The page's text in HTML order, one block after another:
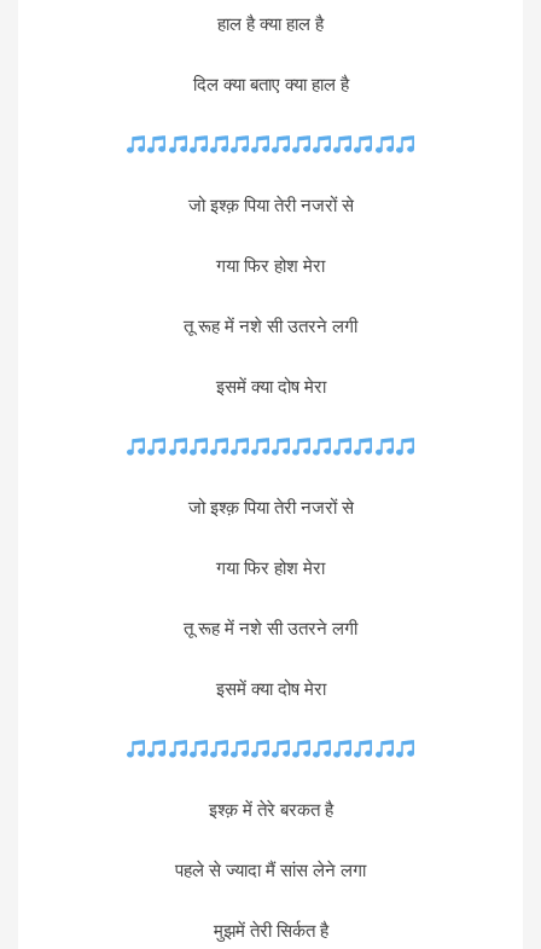
हाल है क्या हाल है
दिल क्या बताए क्या हाल है
जो इश्क़ पिया तेरी नजरों से
गया फिर होश मेरा
तू रूह में नशे सी उतरने लगी
इसमें क्या दोष मेरा
जो इश्क़ पिया तेरी नजरों से
गया फिर होश मेरा
तू रूह में नशे सी उतरने लगी
इसमें क्या दोष मेरा
इश्क़ में तेरे बरकत है
पहले से ज्यादा मैं सांस लेने लगा
मुझमें तेरी सिर्कत है